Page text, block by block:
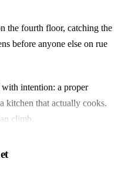
the fourth floor, catching the
before anyone else on rue
intention: a proper
kitchen that actually cooks.
climb.
de la Jonquière market on
down, Montmartre a fifteen-